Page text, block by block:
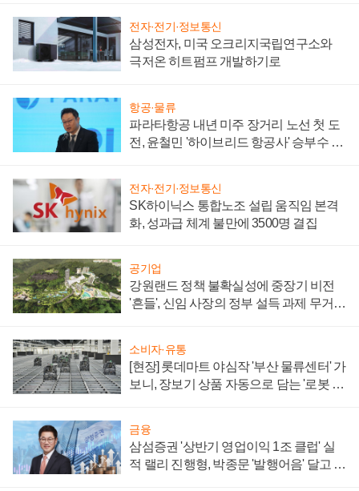
전자·전기·정보통신
삼성전자, 미국 오크리지국립연구소와
극저온 히트펌프 개발하기로
항공·물류
파라타항공 내년 미주 장거리 노선 첫 도
전, 윤철민 '하이브리드 항공사' 승부수 통
전자·전기·정보통신
SK하이닉스 통합노조 설립 움직임 본격
화, 성과급 체계 불만에 3500명 결집
공기업
강원랜드 정책 불확실성에 중장기 비전
'흔들', 신임 사장의 정부 설득 과제 무거워
소비자·유통
[현장] 롯데마트 야심작 '부산 물류센터' 가
보니, 장보기 상품 자동으로 담는 '로봇 40
금융
삼섬증권 '상반기 영업이익 1조 클럽' 실
적 랠리 진행형, 박종문 '발행어음' 달고 연